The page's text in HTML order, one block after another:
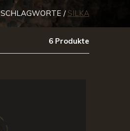
SCHLAGWORTE SILKA
6 Produkte